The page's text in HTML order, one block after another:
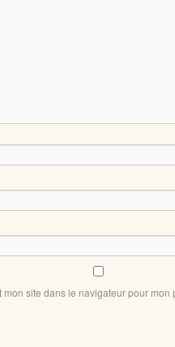
site dans le navigateur pour